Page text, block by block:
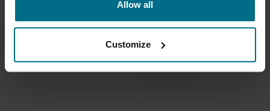
Allow all
Customize
Mono EZstrip pompa transferowa to pompa
śrubowa...
Przepływy do 225 m³/h
Ciśnienie do 12 bar